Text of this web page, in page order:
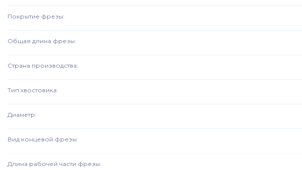
Покрытие фрезы:
Общая длина фрезы:
Страна производства:
Тип хвостовика:
Диаметр:
Вид концевой фрезы:
Длина рабочей части фрезы: